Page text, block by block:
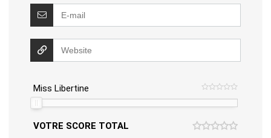
Miss Libertine
VOTRE SCORE TOTAL